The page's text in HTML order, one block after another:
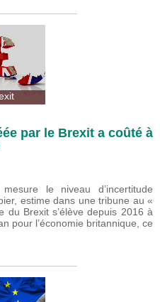
par le Brexit a coûté à
le niveau d’incertitude
estime dans une tribune au «
du Brexit s’élève depuis 2016 à
pour l’économie britannique, ce